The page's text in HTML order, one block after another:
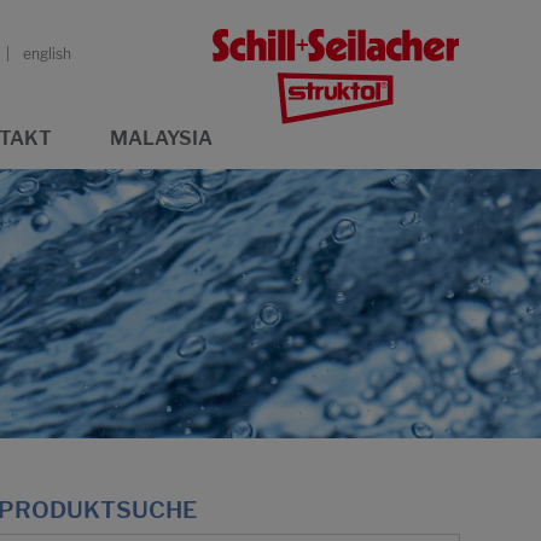
english
MALAYSIA